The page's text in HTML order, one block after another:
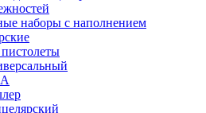
наборы с наполнением